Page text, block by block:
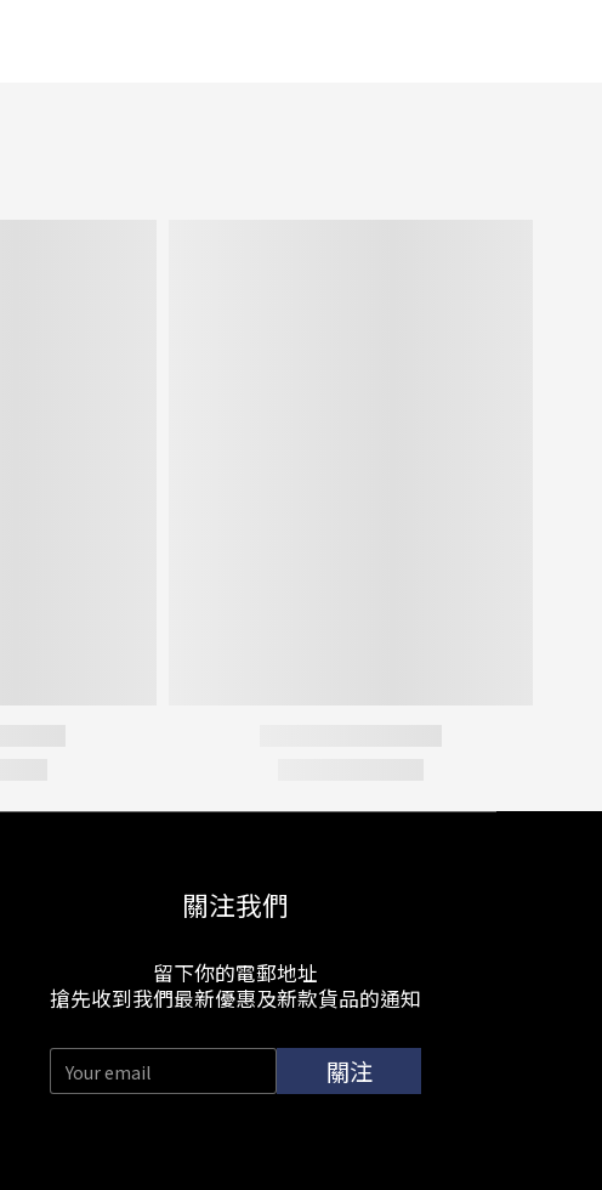
關注我們
留下你的電郵地址
搶先收到我們最新優惠及新款貨品的通知
關注